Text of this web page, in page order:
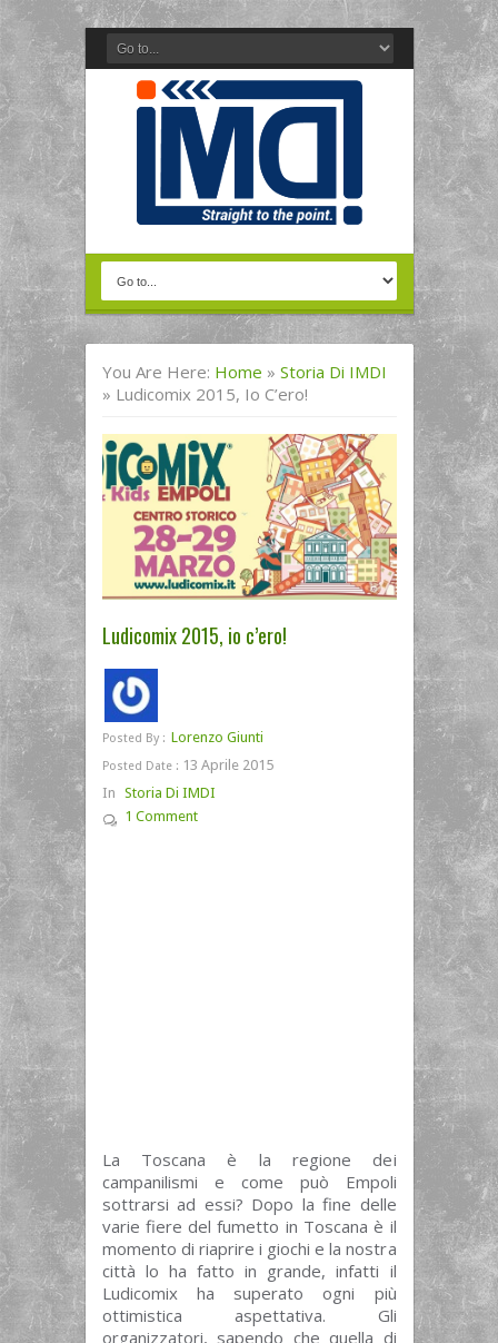
You Are Here: Home » Storia Di IMDI
» Ludicomix 2015, Io C’ero!
Ludicomix 2015, io c’ero!
Posted By : Lorenzo Giunti
Posted Date : 13 Aprile 2015
In Storia Di IMDI
1 Comment
La Toscana è la regione dei
campanilismi e come può Empoli
sottrarsi ad essi? Dopo la fine delle
varie fiere del fumetto in Toscana è il
momento di riaprire i giochi e la nostra
città lo ha fatto in grande, infatti il
Ludicomix ha superato ogni più
ottimistica aspettativa. Gli
organizzatori, sapendo che quella di